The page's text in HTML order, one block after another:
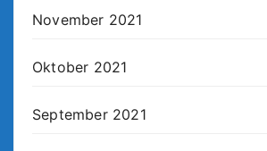
November 2021
Oktober 2021
September 2021